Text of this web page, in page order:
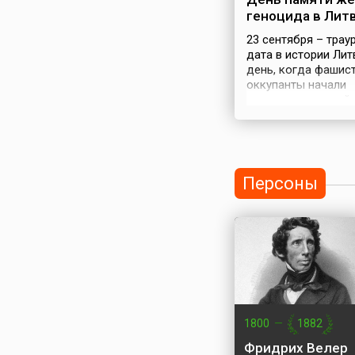
н.э. Она была
время раскопок в
геноцида в
23 сентября –
дата в истории
день, когда
оккупанты начали
учености в Европе,
даже назывался
играли большую
экономической и
культурной жизни
государства. До
мировой войны
Литве составляли
значительную час...
Персоны
1800 — 1882
Фридрих Велер